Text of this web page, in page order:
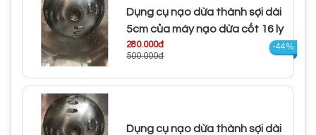
Dụng cụ nạo dừa thành sợi dài
5cm của máy nạo dừa cốt 16 ly
280.000đ
500.000đ
-44%
Dụng cụ nạo dừa thành sợi dài